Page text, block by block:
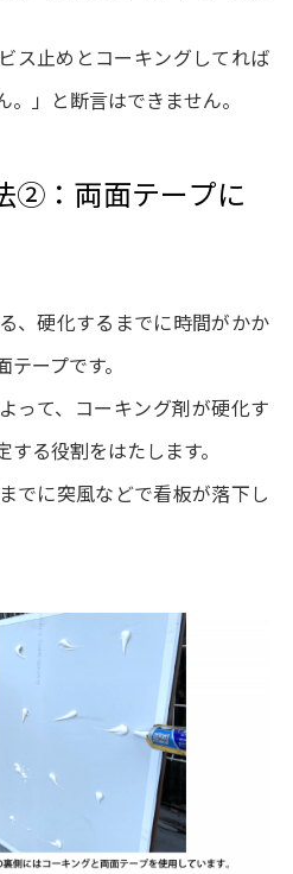
ス止めとコーキングしてれば
」と断言はできません。
②：両面テープに
、硬化するまでに時間がかか
ープです。
って、コーキング剤が硬化す
る役割をはたします。
でに突風などで看板が落下し